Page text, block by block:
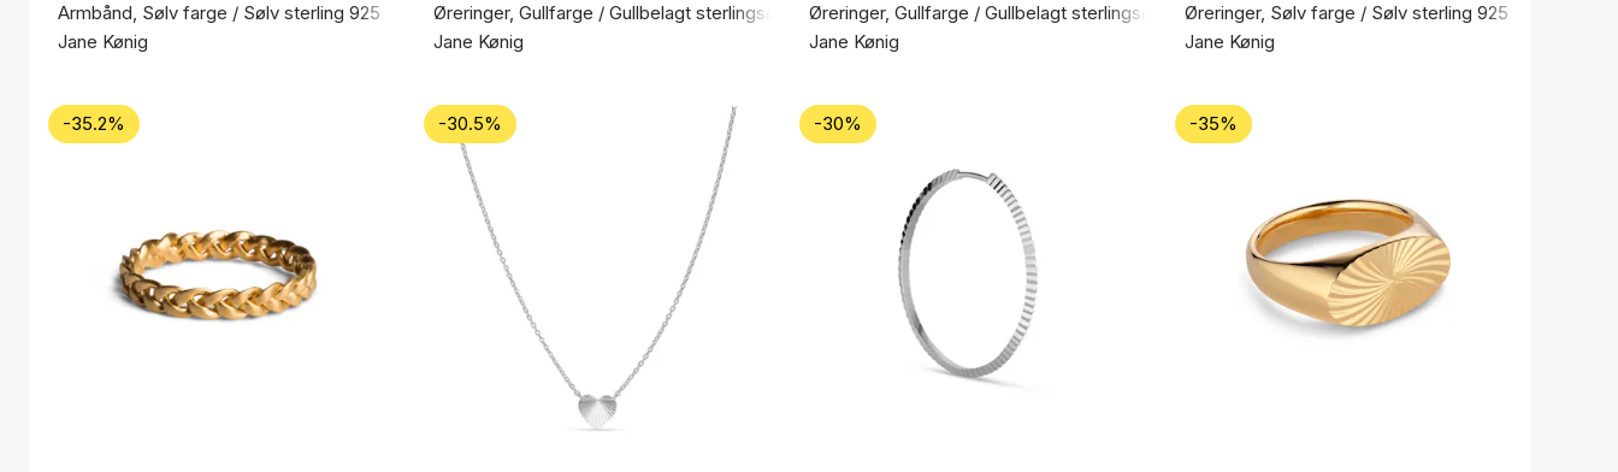
Armbånd, Sølv farge / Sølv sterling 925
Jane Kønig
Øreringer, Gullfarge / Gullbelagt sterlingsølv 925
Jane Kønig
Øreringer, Gullfarge / Gullbelagt sterlingsølv 925
Jane Kønig
Øreringer, Sølv farge / Sølv sterling 925
Jane Kønig
-35.2% -30.5% -30% -35%